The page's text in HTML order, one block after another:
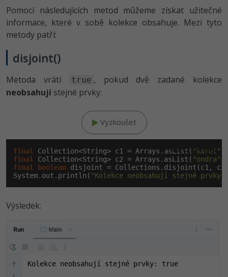
Django
Best practices
SQLite
Projektový manažer
Copywriter
WordPress specialista
SEO specialista
SQL
Umělá inteligence (AI)
Více
Fórum
Datová analýza
Digitální gramotnost
HTML/CSS
Photoshop -80%
Příběhy absolventů
Blog
Pomocí následujících metod můžeme získat užitečné
informace, které v sobě kolekce obsahuje. Mezi tyto
metody patří:
disjoint()
Metoda vrátí true , pokud dvě zadané kolekce
neobsahují stejné prvky:
Vyzkoušet
Klikni pro editaci
final Collection<String> c1 = Arrays.asList( "karel"
final
Collection<String> c2 = Arrays.asList( "ondra"
final
boolean disjoint = Collections.disjoint(c1,
System.out.println( "Kolekce neobsahují stejné
Výsledek:
Kolekce neobsahují stejné prvky: true